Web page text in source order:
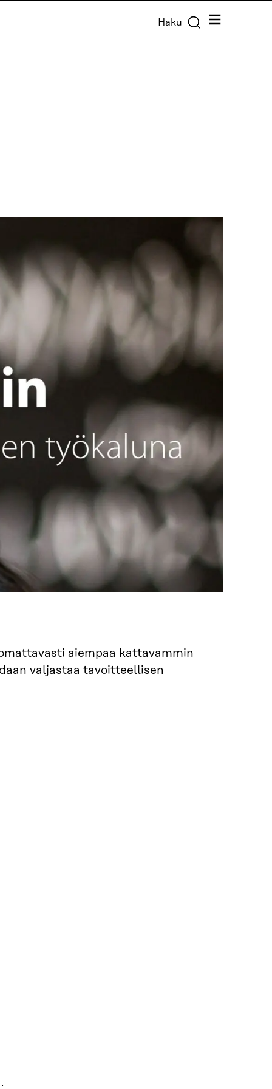
Haku Valikko
aiempaa kattavammin
valjastaa tavoitteellisen